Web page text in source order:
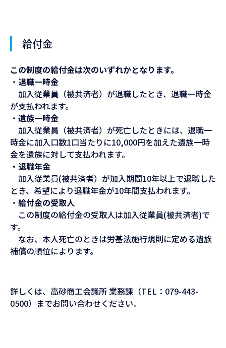
給付金
この制度の給付金は次のいずれかとなります。
・ 退職一時金
加入従業員（被共済者）が退職したとき、退職一時金
が支払われます。
・ 遺族一時金
加入従業員（被共済者）が死亡したときには、退職一
時金に加入口数1口当たりに10,000円を加えた遺族一時
金を遺族に対して支払われます。
・退職年金
加入従業員(被共済者）が加入期間10年以上で退職した
とき、希望により退職年金が10年間支払われます。
・ 給付金の受取人
この制度の給付金の受取人は加入従業員(被共済者)で
す。
なお、本人死亡のときは労基法施行規則に定める遺族
補償の順位によります。
詳しくは、高砂商工会議所 業務課（TEL：079-443-
0500）までお問い合わせください。